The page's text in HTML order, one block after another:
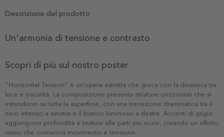
Descrizione del prodotto
Un'armonia di tensione e contrasto
Scopri di più sul nostro poster
"Horizontal Tension" è un'opera astratta che gioca con la dinamica tra
luce e oscurità. La composizione presenta striature orizzontali che si
estendono su tutta la superficie, con una transizione drammatica tra il
nero intenso a sinistra e il bianco luminoso a destra. Accenti di grigio
aggiungono profondità e texture alle parti più scure, creando un effetto
visivo che comunica movimento e tensione.